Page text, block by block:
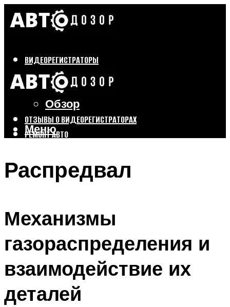
ВИДЕОРЕГИСТРАТОРЫ
Бренды
Выбор
Обзор
ОТЗЫВЫ О ВИДЕОРЕГИСТРАТОРАХ
РЕМОНТ АВТО
Меню
Меню
Распредвал
Механизмы
газораспределения и
взаимодействие их
деталей